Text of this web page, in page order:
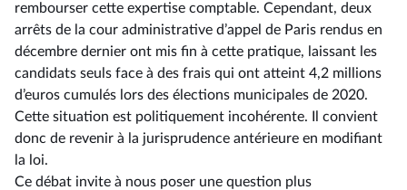
rembourser cette expertise comptable. Cependant, deux
arrêts de la cour administrative d’appel de Paris rendus en
décembre dernier ont mis fin à cette pratique, laissant les
candidats seuls face à des frais qui ont atteint 4,2 millions
d’euros cumulés lors des élections municipales de 2020.
Cette situation est politiquement incohérente. Il convient
donc de revenir à la jurisprudence antérieure en modifiant
la loi.
Ce débat invite à nous poser une question plus